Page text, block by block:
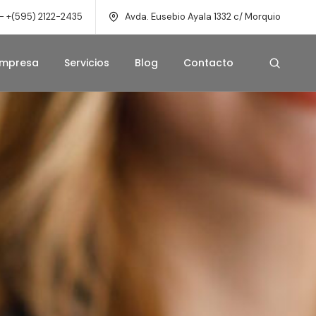
2122-2435 Avda. Eusebio Ayala 1332 c/ Morquio
Servicios Blog Contacto